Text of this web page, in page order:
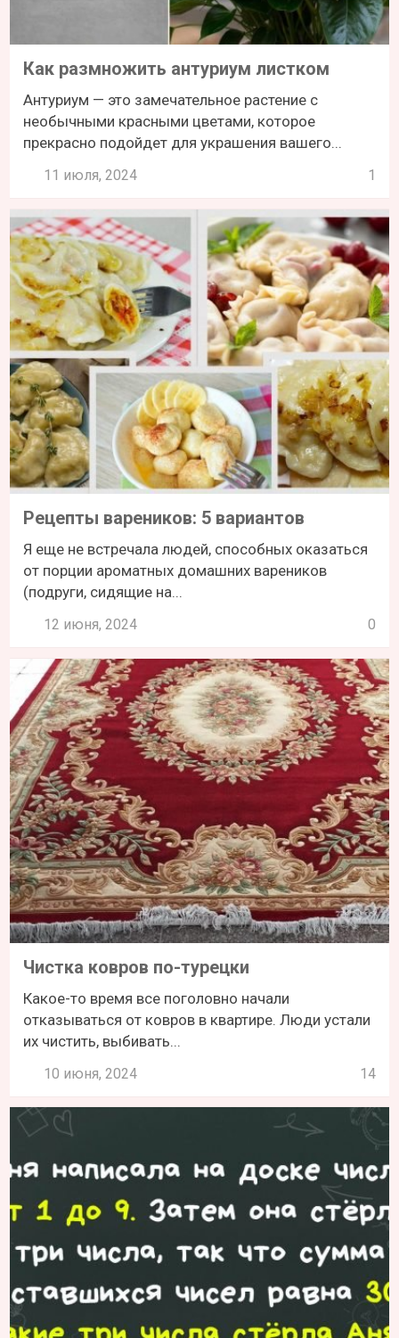
Как размножить антуриум листком
Антуриум — это замечательное растение с
необычными красными цветами, которое
прекрасно подойдет для украшения вашего...
11 июля, 2024 1
Рецепты вареников: 5 вариантов
Я еще не встречала людей, способных оказаться
от порции ароматных домашних вареников
(подруги, сидящие на...
12 июня, 2024 0
Чистка ковров по-турецки
Какое-то время все поголовно начали
отказываться от ковров в квартире. Люди устали
их чистить, выбивать...
10 июня, 2024 14